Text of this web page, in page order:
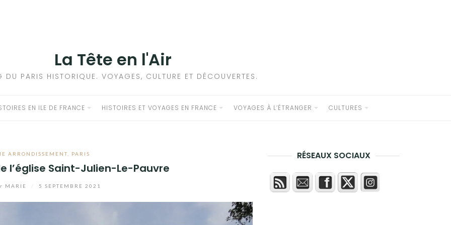
La Tête en l'Air
DU PARIS HISTORIQUE. VOYAGES, CULTURE ET DÉCOUVERTES.
EN ILE DE FRANCE HISTOIRES ET VOYAGES EN FRANCE VOYAGES À L’ÉTRANGER CULTURES
ARRONDISSEMENT PARIS
l’église Saint-Julien-Le-Pauvre
MARIE 5 SEPTEMBRE 2021
RÉSEAUX SOCIAUX